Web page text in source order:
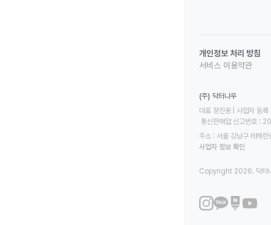
개인정보 처리 방침
서비스 이용약관
(주) 닥터나우
대표 정진웅 | 사업자
통신판매업 신고번호
주소 : 서울 강남구 테헤
사업자 정보 확인
Copyright 2026. 닥터